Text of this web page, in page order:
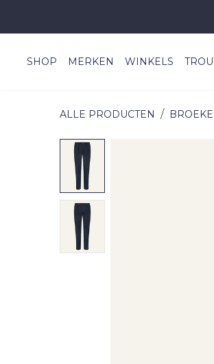
SHOP MERKEN WINKELS
ALLE PRODUCTEN